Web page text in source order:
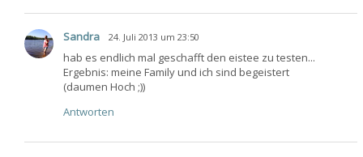
Sandra 24. Juli 2013 um 23:50
hab es endlich mal geschafft den eistee zu testen...
Ergebnis: meine Family und ich sind begeistert
(daumen Hoch ;))
Antworten